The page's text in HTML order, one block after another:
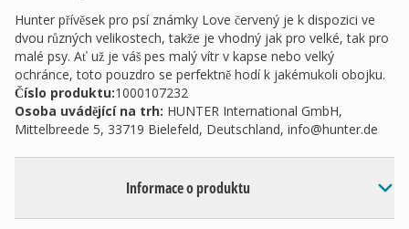
Hunter přívěsek pro psí známky Love červený je k dispozici ve
dvou různých velikostech, takže je vhodný jak pro velké, tak pro
malé psy. Ať už je váš pes malý vítr v kapse nebo velký
ochránce, toto pouzdro se perfektně hodí k jakémukoli obojku.
Číslo produktu:1000107232
Osoba uvádějící na trh: HUNTER International GmbH,
Mittelbreede 5, 33719 Bielefeld, Deutschland, info@hunter.de
Informace o produktu